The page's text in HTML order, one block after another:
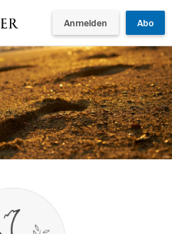
Anmelden Abo